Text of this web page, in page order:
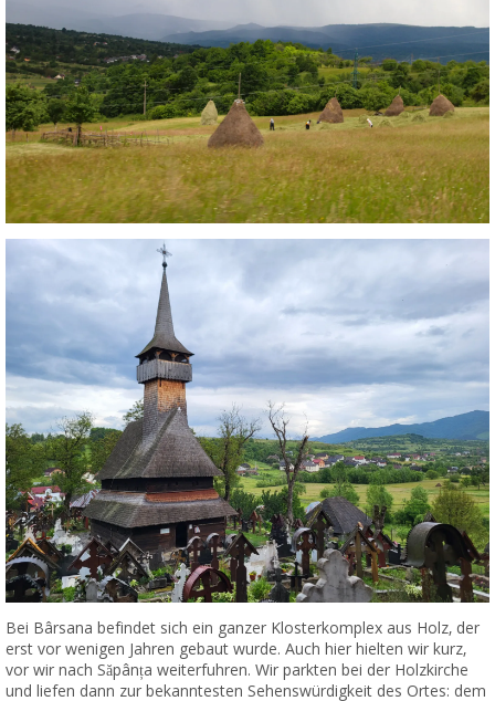
Bei Bârsana befindet sich ein ganzer Klosterkomplex aus Holz, der
erst vor wenigen Jahren gebaut wurde. Auch hier hielten wir kurz,
vor wir nach Săpânța weiterfuhren. Wir parkten bei der Holzkirche
und liefen dann zur bekanntesten Sehenswürdigkeit des Ortes: dem